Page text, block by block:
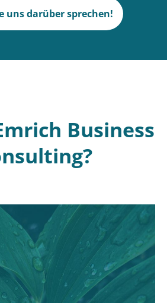
uns darüber sprechen!
Business